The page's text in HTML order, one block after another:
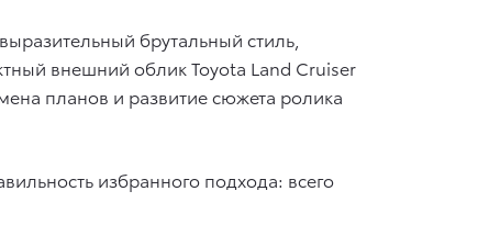
брутальный стиль,
внешний облик Toyota Land Cruiser
планов и развитие сюжета ролика
избранного подхода: всего